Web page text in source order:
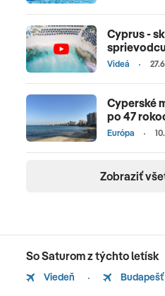
Cyprus -
Videá
Cyperské
po 47
Európa
Zobraziť
So Saturom z týchto letísk
Viedeň Budapešť